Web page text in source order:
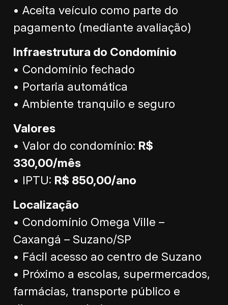
• Aceita veículo como parte do
pagamento (mediante avaliação)
Infraestrutura do Condomínio
• Condomínio fechado
• Portaria automática
• Ambiente tranquilo e seguro
Valores
• Valor do condomínio: R$
330,00/mês
• IPTU: R$ 850,00/ano
Localização
• Condomínio Omega Ville –
Caxangá – Suzano/SP
• Fácil acesso ao centro de Suzano
• Próximo a escolas, supermercados,
farmácias, transporte público e